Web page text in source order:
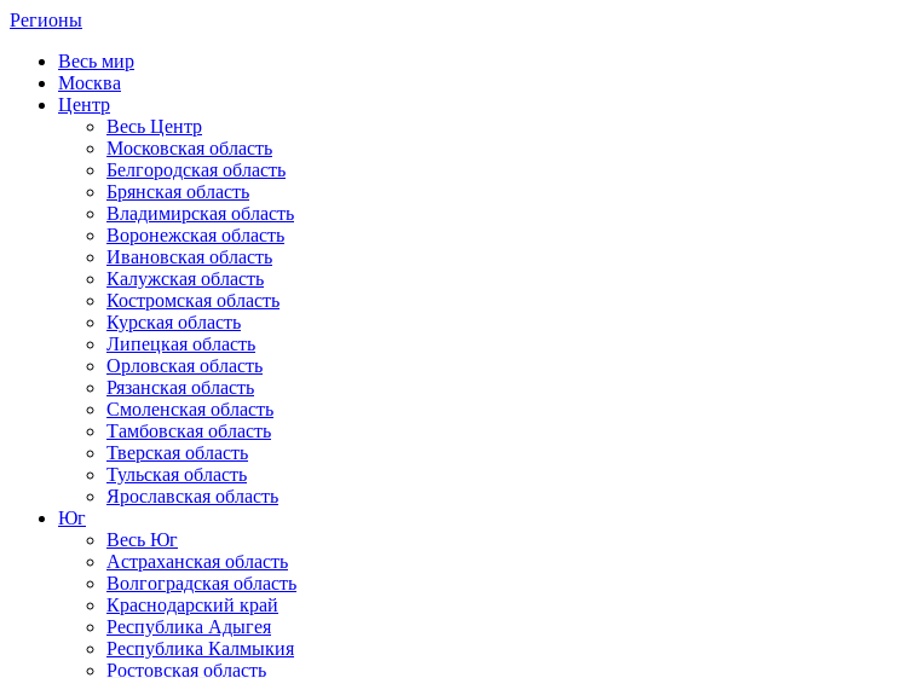
Регионы
Весь мир
Москва
Центр
Весь Центр
Московская область
Белгородская область
Брянская область
Владимирская область
Воронежская область
Ивановская область
Калужская область
Костромская область
Курская область
Липецкая область
Орловская область
Рязанская область
Смоленская область
Тамбовская область
Тверская область
Тульская область
Ярославская область
Юг
Весь Юг
Астраханская область
Волгоградская область
Краснодарский край
Республика Адыгея
Республика Калмыкия
Ростовская область